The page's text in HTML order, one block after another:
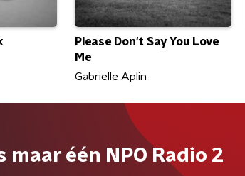
Please Don't Say You Love
Me
Gabrielle Aplin
maar één NPO Radio 2